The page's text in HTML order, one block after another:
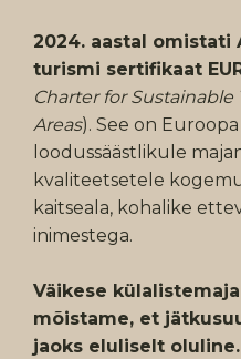
2024. aastal
turismi sertifikaat
Charter for
Areas). See on
loodussäästlikule
kvaliteetsetele
kaitseala, kohalike
inimestega.
Väikese
mõistame, et
jaoks eluliselt oluline.